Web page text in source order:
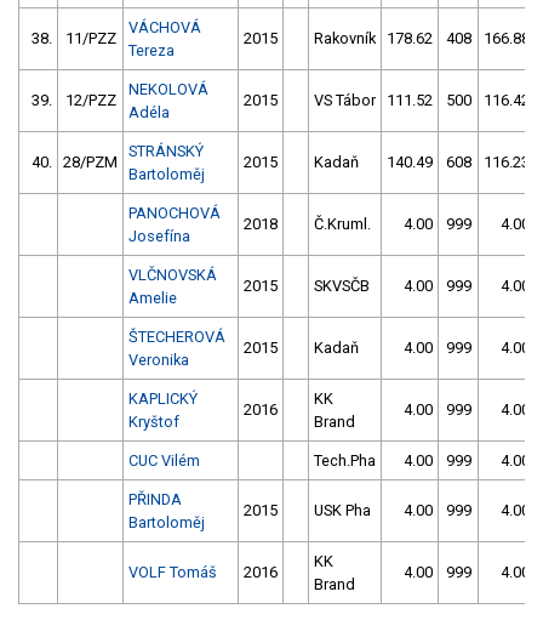
38. 11/PZZ
VÁCHOVÁ
Tereza
2015 Rakovník 178.62 408 166.88
39. 12/PZZ
NEKOLOVÁ
Adéla
2015 VS Tábor 111.52 500 116.42
40. 28/PZM
STRÁNSKÝ
Bartoloměj
2015 Kadaň 140.49 608 116.23
PANOCHOVÁ
Josefína
2018 Č.Kruml. 4.00 999 4.00
VLČNOVSKÁ
Amelie
2015 SKVSČB 4.00 999 4.00
ŠTECHEROVÁ
Veronika
2015 Kadaň 4.00 999 4.00
KAPLICKÝ
Kryštof
2016
KK
Brand
4.00 999 4.00
CUC Vilém Tech.Pha 4.00 999 4.00
PŘINDA
Bartoloměj
2015 USK Pha 4.00 999 4.00
VOLF Tomáš 2016
KK
Brand
4.00 999 4.00